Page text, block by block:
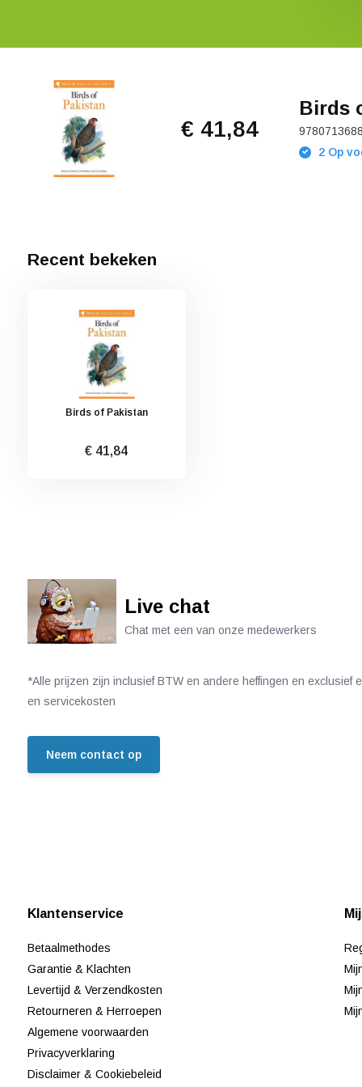
€ 41,84
Birds
2 Op
Recent bekeken
Birds of Pakistan
€ 41,84
Live chat
Chat met een van onze medewerkers
*Alle prijzen zijn inclusief BTW en andere heffingen en exclusief
en servicekosten
Neem contact op
Klantenservice
Betaalmethodes
Garantie & Klachten
Levertijd & Verzendkosten
Retourneren & Herroepen
Algemene voorwaarden
Privacyverklaring
Disclaimer & Cookiebeleid